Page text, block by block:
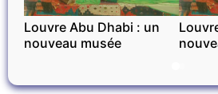
Louvre Abu Dhabi : un
nouveau musée